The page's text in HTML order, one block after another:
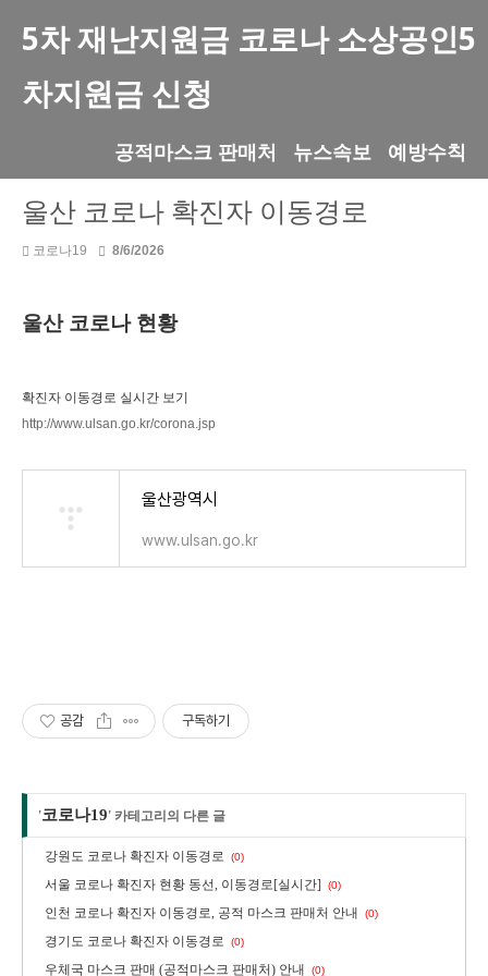
5차 재난지원금 코로나 소상공인5
차지원금 신청
공적마스크 판매처 뉴스속보 예방수칙
울산 코로나 확진자 이동경로
코로나19 8/6/2026
울산 코로나 현황
확진자 이동경로 실시간 보기
http://www.ulsan.go.kr/corona.jsp
울산광역시
www.ulsan.go.kr
공감 구독하기
'코로나19' 카테고리의 다른 글
강원도 코로나 확진자 이동경로 (0)
서울 코로나 확진자 현황 동선, 이동경로[실시간] (0)
인천 코로나 확진자 이동경로, 공적 마스크 판매처 안내 (0)
경기도 코로나 확진자 이동경로 (0)
우체국 마스크 판매 (공적마스크 판매처) 안내 (0)